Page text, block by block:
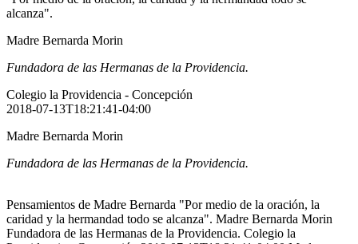
alcanza".
Madre Bernarda Morin
Fundadora de las Hermanas de la Providencia.
Colegio la Providencia - Concepción
2018-07-13T18:21:41-04:00
Madre Bernarda Morin
Fundadora de las Hermanas de la Providencia.
Pensamientos de Madre Bernarda "Por medio de la oración, la
caridad y la hermandad todo se alcanza". Madre Bernarda Morin
Fundadora de las Hermanas de la Providencia. Colegio la